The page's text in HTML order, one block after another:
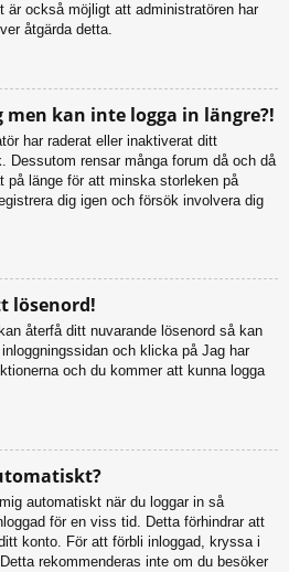
är också möjligt att administratören har
åtgärda detta.
men kan inte logga in längre?!
har raderat eller inaktiverat ditt
Dessutom rensar många forum då och då
på länge för att minska storleken på
dig igen och försök involvera dig
lösenord!
återfå ditt nuvarande lösenord så kan
och klicka på Jag har
och du kommer att kunna logga
automatiskt när du loggar in så
för en viss tid. Detta förhindrar att
konto. För att förbli inloggad, kryssa i
rekommenderas inte om du besöker